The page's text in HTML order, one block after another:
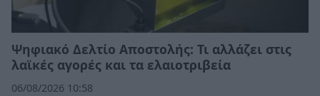
Ψηφιακό Δελτίο Αποστολής: Τι αλλάζει στις
λαϊκές αγορές και τα ελαιοτριβεία
06/08/2026 10:58